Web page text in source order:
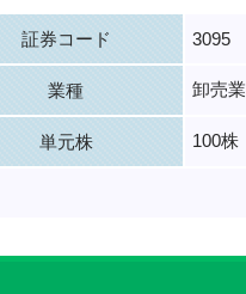
証券コード 3095
業種 卸売業
単元株 100株